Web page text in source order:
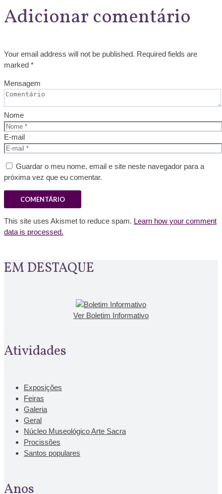
Adicionar comentário
Your email address will not be published. Required fields are
marked *
Mensagem
Nome
E-mail
Guardar o meu nome, email e site neste navegador para a
próxima vez que eu comentar.
This site uses Akismet to reduce spam. Learn how your comment
data is processed.
EM DESTAQUE
Ver Boletim Informativo
Atividades
Exposições
Feiras
Galeria
Geral
Núcleo Museológico Arte Sacra
Procissões
Santos populares
Anos